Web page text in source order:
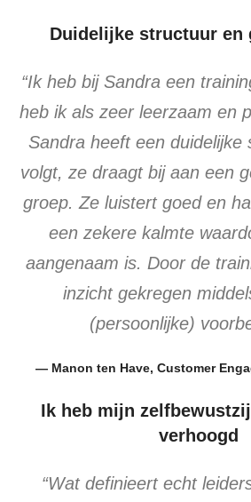
Duidelijke structuur en
“Ik heb bij Sandra een
heb ik als zeer leerzaam en
Sandra heeft een duidelijke
volgt, ze draagt bij aan een
groep. Ze luistert goed en
een zekere kalmte
aangenaam is. Door de
inzicht gekregen
(persoonlijke)
— Manon ten Have, Customer
Ik heb mijn
verhoogd
“Wat definieert echt